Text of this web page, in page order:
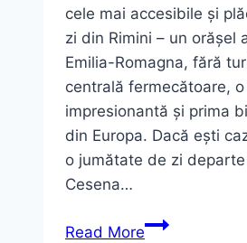
cele mai accesibile și
zi din Rimini – un orășel
Emilia-Romagna, fără
centrală fermecătoare,
impresionantă și prima
din Europa. Dacă ești
o jumătate de zi
Cesena…
Read MoreExcursie